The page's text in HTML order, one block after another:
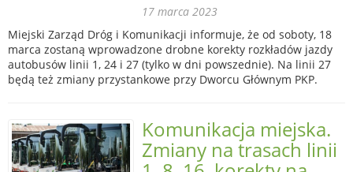
17 marca 2023
Miejski Zarząd Dróg i Komunikacji informuje, że od soboty, 18
marca zostaną wprowadzone drobne korekty rozkładów jazdy
autobusów linii 1, 24 i 27 (tylko w dni powszednie). Na linii 27
będą też zmiany przystankowe przy Dworcu Głównym PKP.
Komunikacja miejska.
Zmiany na trasach linii